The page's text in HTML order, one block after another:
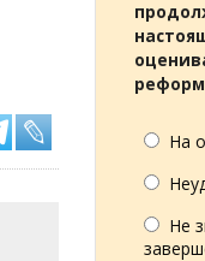
На
Не